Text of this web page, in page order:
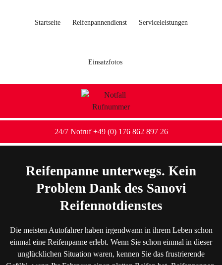
Startseite Reifenpannendienst Serviceleistungen
Einsatzfotos
24/7 Notruf +49 (0) 176 862 897 26
Reifenpanne unterwegs. Kein
Problem Dank des Sanovi
Reifennotdienstes
Die meisten Autofahrer haben irgendwann in ihrem Leben schon
einmal eine Reifenpanne erlebt. Wenn Sie schon einmal in dieser
unglücklichen Situation waren, kennen Sie das frustrierende